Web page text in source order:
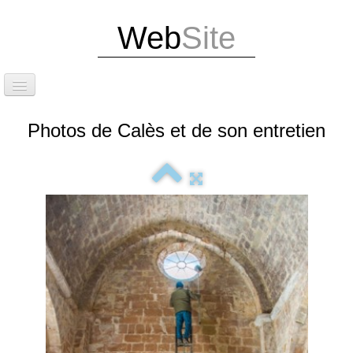
WebSite
Édition de notre livre et d'un guide touristique
Situation
Le site de Calès
Les caniveaux et la calade
Le cirque et les grottes de Calès
Photos de Calès et de son entretien